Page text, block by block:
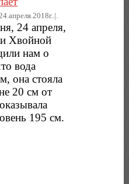
24 апреля,
Хвойной
нам о
вода
она стояла
20 см от
195 см.